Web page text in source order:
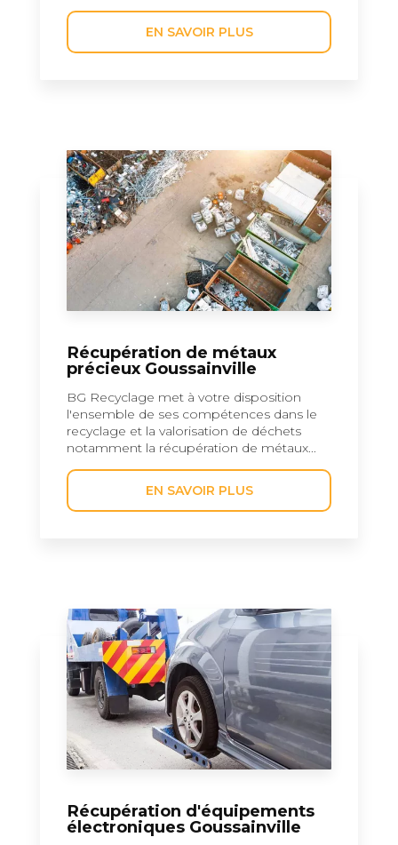
EN SAVOIR PLUS
Récupération de métaux
précieux Goussainville
BG Recyclage met à votre disposition
l'ensemble de ses compétences dans le
recyclage et la valorisation de déchets
notamment la récupération de métaux...
EN SAVOIR PLUS
Récupération d'équipements
électroniques Goussainville